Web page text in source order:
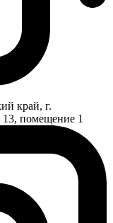
край, г.
помещение 1